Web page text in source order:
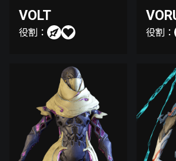
VOLT
役割： 役割：